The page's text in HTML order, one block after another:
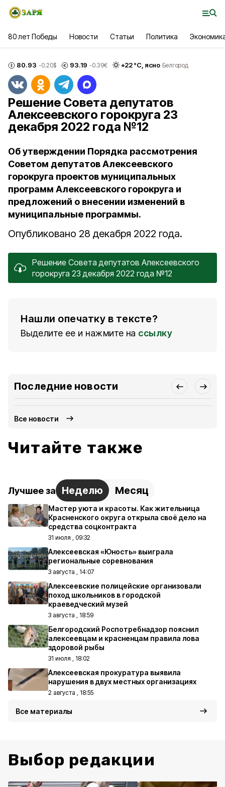
80 лет Победы Новости Статьи Политика
80.93 -0.20$ 93.19 -0.39€ +22°С, ясно Белгород
Решение Совета депутатов
Алексеевского горокруга 23
декабря 2022 года №12
Об утверждении Порядка рассмотрения
Советом депутатов Алексеевского
горокруга проектов муниципальных
программ Алексеевского горокруга и
предложений о внесении изменений в
муниципальные программы.
Опубликовано 28 декабря 2022 года.
Решение Совета депутатов Алексеевского
горокруга 23 декабря 2022 года №12
Нашли опечатку в тексте?
Выделите ее и нажмите на ссылку
Последние новости
Все новости
Читайте также
Лучшее за Неделю Месяц
Мастер уюта и красоты. Как жительница
Красненского округа открыла своё дело на
средства соцконтракта
31 июля , 09:32
Алексеевская «Юность» выиграла
региональные соревнования
3 августа , 14:07
Алексеевские полицейские организовали
поход школьников в городской
краеведческий музей
3 августа , 18:59
Белгородский Роспотребнадзор пояснил
алексеевцам и красненцам правила лова
здоровой рыбы
31 июля , 18:02
Алексеевская прокуратура выявила
нарушения в двух местных организациях
2 августа , 18:55
Все материалы
Выбор редакции